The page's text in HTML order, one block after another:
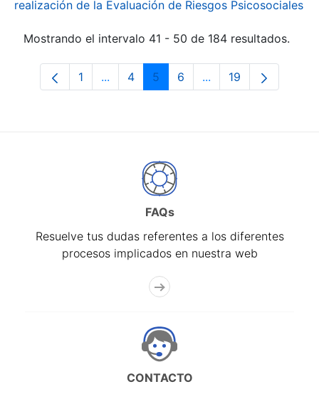
realización de la Evaluación de Riesgos Psicosociales
Mostrando el intervalo 41 - 50 de 184 resultados.
Página
1 ...Páginas intermedias Use TAB para
Página
4 Página
5 Página
6 ...Páginas intermedias
Página
19
FAQs
Resuelve tus dudas referentes a los diferentes
procesos implicados en nuestra web
CONTACTO